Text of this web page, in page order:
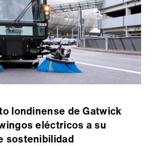
londinense de Gatwick
eléctricos a su
sostenibilidad